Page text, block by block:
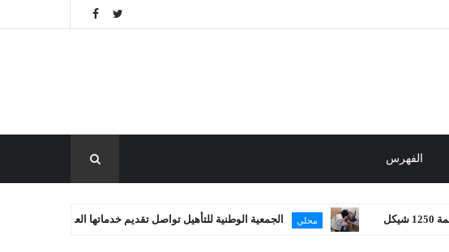
الفهرس
محلي الجمعية الوطنية للتأهيل تواصل تقديم خدماتها العلاجية في غزة